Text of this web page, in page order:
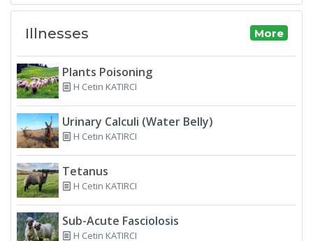
Illnesses More
Plants Poisoning
H Cetin KATIRCI
Urinary Calculi (Water Belly)
H Cetin KATIRCI
Tetanus
H Cetin KATIRCI
Sub-Acute Fasciolosis
H Cetin KATIRCI